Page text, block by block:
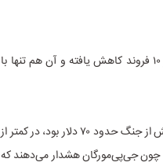
بر اساس آخرین آمار دریانوردی، تردد روزانه از حدود ۱۳۸ فروند به کمتر از ۱۰ فروند کاهش یافته و آن هم تنها با
جهان ظرف چند روز شوک بی‌سابقه‌ای را تجربه کرد. قیمت نفت برنت که پیش از جنگ حدود ۷۰ دلار بود، در کمتر از
بزرگی چون جی‌پی‌مورگان هشدار می‌دهند که